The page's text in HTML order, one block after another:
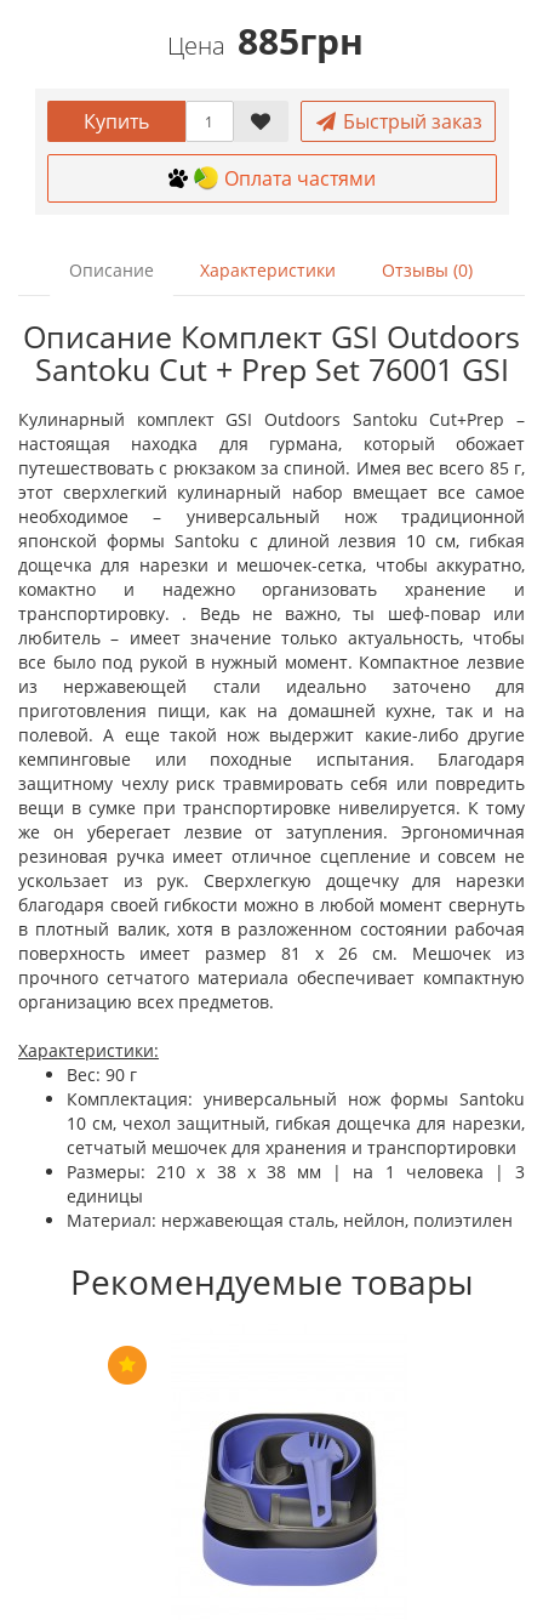
Цена 885грн
Купить Быстрый заказ
Оплата частями
Описание Характеристики Отзывы (0)
Описание Комплект GSI Outdoors
Santoku Cut + Prep Set 76001 GSI
Кулинарный комплект GSI Outdoors Santoku Cut+Prep –
настоящая находка для гурмана, который обожает
путешествовать с рюкзаком за спиной. Имея вес всего 85 г,
этот сверхлегкий кулинарный набор вмещает все самое
необходимое – универсальный нож традиционной
японской формы Santoku с длиной лезвия 10 см, гибкая
дощечка для нарезки и мешочек-сетка, чтобы аккуратно,
комактно и надежно организовать хранение и
транспортировку. . Ведь не важно, ты шеф-повар или
любитель – имеет значение только актуальность, чтобы
все было под рукой в ​​нужный момент. Компактное лезвие
из нержавеющей стали идеально заточено для
приготовления пищи, как на домашней кухне, так и на
полевой. А еще такой нож выдержит какие-либо другие
кемпинговые или походные испытания. Благодаря
защитному чехлу риск травмировать себя или повредить
вещи в сумке при транспортировке нивелируется. К тому
же он уберегает лезвие от затупления. Эргономичная
резиновая ручка имеет отличное сцепление и совсем не
ускользает из рук. Сверхлегкую дощечку для нарезки
благодаря своей гибкости можно в любой момент свернуть
в плотный валик, хотя в разложенном состоянии рабочая
поверхность имеет размер 81 х 26 см. Мешочек из
прочного сетчатого материала обеспечивает компактную
организацию всех предметов.
Характеристики:
Вес: 90 г
Комплектация: универсальный нож формы Santoku
10 см, чехол защитный, гибкая дощечка для нарезки,
сетчатый мешочек для хранения и транспортировки
Размеры: 210 x 38 x 38 мм | на 1 человека | 3
единицы
Материал: нержавеющая сталь, нейлон, полиэтилен
Рекомендуемые товары